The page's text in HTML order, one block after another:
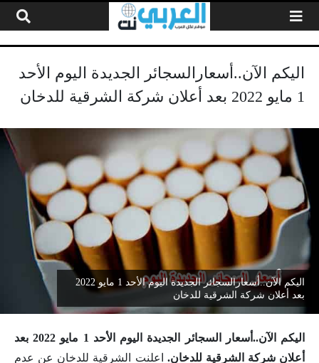
اليكم الآن..أسعارالسجائر الجديدة اليوم الأحد
1 مايو 2022 بعد أعلان شركة الشرقية للدخان
اليكم الآن..أسعارالسجائر الجديدة اليوم الأحد 1 مايو 2022
بعد أعلان شركة الشرقية للدخان
اليكم الآن..أسعار السجائر الجديدة اليوم الأحد 1 مايو 2022 بعد
أعلان شركة الشرقية للدخان.
اعلنت الشرقية للدخان عن عدم